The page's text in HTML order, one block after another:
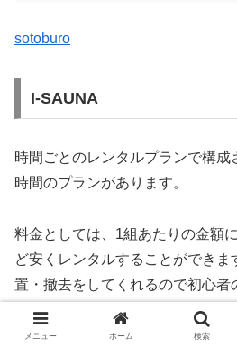
sotoburo
I-SAUNA
時間ごとのレンタルプランで構成
時間のプランがあります。
料金としては、1組あたりの金額
ど安くレンタルすることができ
置・撤去をしてくれるので初心者
楽しむことができます。
メニュー ホーム 検索